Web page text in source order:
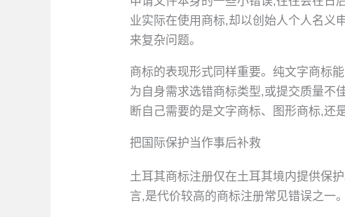
业实际在使用商标,却以创始人个人名义
来复杂问题。
商标的表现形式同样重要。纯文字商标
为自身需求选错商标类型,或提交质量不
断自己需要的是文字商标、图形商标,还
把国际保护当作事后补救
土耳其商标注册仅在土耳其境内提供保
言,是代价较高的商标注册常见错误之一